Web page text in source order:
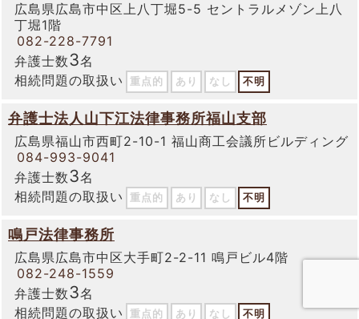
広島県広島市中区上八丁堀5-5 セントラルメゾン上八
丁堀1階
082-228-7791
弁護士数3名
相続問題の取扱い
重点的 あり なし 不明
弁護士法人山下江法律事務所福山支部
広島県福山市西町2-10-1 福山商工会議所ビルディング
084-993-9041
弁護士数3名
相続問題の取扱い
重点的 あり なし 不明
鳴戸法律事務所
広島県広島市中区大手町2-2-11 鳴戸ビル4階
082-248-1559
弁護士数3名
相続問題の取扱い
重点的 あり なし 不明